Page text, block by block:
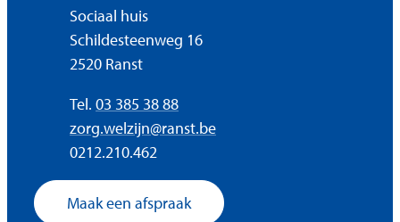
AdresSociaal huis
Schildesteenweg 16
,2520 Ranst
03 385 38 88
E-mailzorg.welzijn@ranst.be
Ondernemingsnummer
0212.210.462
Maak een afspraak